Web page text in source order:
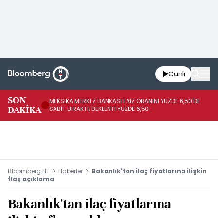
Canlı
SON
DAKİKA
MEKSİKA MERKEZ BANKASI FAİZ ORANINI YÜZDE 6,50'DE
SABİT BIRAKTI; BEKLENTİ YÜZDE 6,50
Bloomberg HT Haberler
Bakanlık'tan ilaç fiyatlarına ilişkin
flaş açıklama
Bakanlık'tan ilaç fiyatlarına